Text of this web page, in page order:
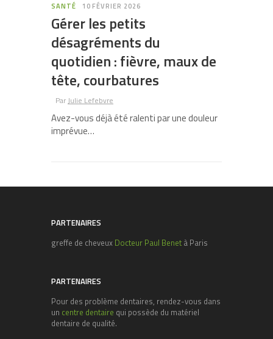
SANTÉ 10 FÉVRIER 2026
Gérer les petits
désagréments du
quotidien : fièvre, maux de
tête, courbatures
Par Julie Lefebvre
Avez-vous déjà été ralenti par une douleur
imprévue…
PARTENAIRES
greffe de cheveux Docteur Paul Benet à Paris
PARTENAIRES
Pour des problème dentaires, rendez-vous dans
un centre dentaire qui possède du matériel
dentaire de qualité.